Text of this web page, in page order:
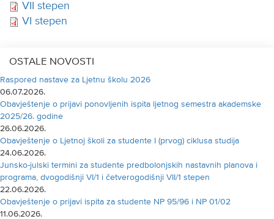
VII stepen
VI stepen
OSTALE NOVOSTI
Raspored nastave za Ljetnu školu 2026
06.07.2026.
Obavještenje o prijavi ponovljenih ispita ljetnog semestra akademske
2025/26. godine
26.06.2026.
Obavještenje o Ljetnoj školi za studente I (prvog) ciklusa studija
24.06.2026.
Junsko-julski termini za studente predbolonjskih nastavnih planova i
programa, dvogodišnji VI/1 i četverogodišnji VII/1 stepen
22.06.2026.
Obavještenje o prijavi ispita za studente NP 95/96 i NP 01/02
11.06.2026.